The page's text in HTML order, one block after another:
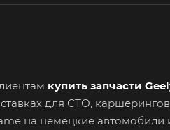
купить запчасти
для СТО,
на немецкие